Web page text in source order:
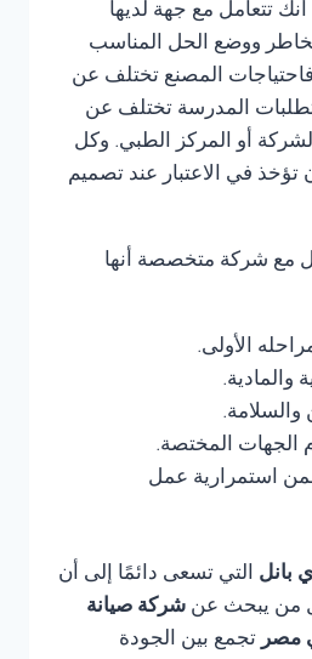
تتعامل مع جهة لديها
ووضع الحل المناسب
المصنع تختلف عن
المدرسة تختلف عن
أو المركز الطبي. وكل
في الاعتبار عند تصميم
مع شركة متخصصة أنها
الأولى.
والمادية.
والسلامة.
الجهات المختصة.
استمرارية عمل
بانل التي تسعى دائمًا إلى أن
من يبحث عن شركة صيانة
تجمع بين الجودة